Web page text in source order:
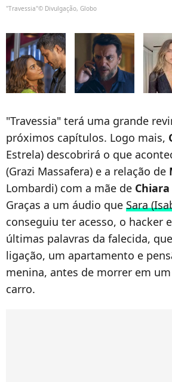
"Travessia"© Divulgação, Globo
"Travessia" terá uma grande
próximos capítulos. Logo mais,
Estrela) descobrirá o que
(Grazi Massafera) e a relação de
Lombardi) com a mãe de Chiara
Graças a um áudio que Sara
conseguiu ter acesso, o hacker
últimas palavras da falecida,
ligação, um apartamento e
menina, antes de morrer em
carro.